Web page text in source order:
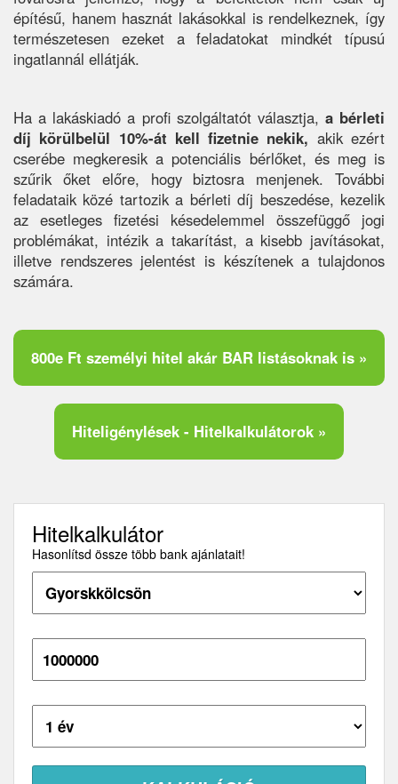
építésű, hanem hasznát lakásokkal is rendelkeznek, így
természetesen ezeket a feladatokat mindkét típusú
ingatlannál ellátják.
Ha a lakáskiadó a profi szolgáltatót választja, a bérleti
díj körülbelül 10%-át kell fizetnie nekik, akik ezért
cserébe megkeresik a potenciális bérlőket, és meg is
szűrik őket előre, hogy biztosra menjenek. További
feladataik közé tartozik a bérleti díj beszedése, kezelik
az esetleges fizetési késedelemmel összefüggő jogi
problémákat, intézik a takarítást, a kisebb javításokat,
illetve rendszeres jelentést is készítenek a tulajdonos
számára.
800e Ft személyi hitel akár BAR listásoknak is »
Hiteligénylések - Hitelkalkulátorok »
Hitelkalkulátor
Hasonlítsd össze több bank ajánlatait!